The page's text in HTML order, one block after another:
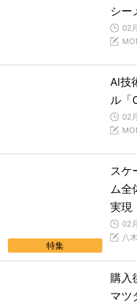
シー
02
AI技
ル「
02
特集
スケ
ム全
実現
02
八
購入
マツ